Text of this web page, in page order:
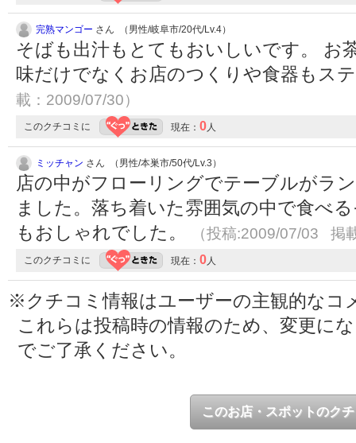
完熟マンゴー さん （男性/岐阜市/20代/Lv.4）
そばも出汁もとてもおいしいです。 お
味だけでなくお店のつくりや食器もス
載：2009/07/30）
このクチコミに 現在： 0人
ミッチャン さん （男性/本巣市/50代/Lv.3）
店の中がフローリングでテーブルがラ
ました。落ち着いた雰囲気の中で食べ
もおしゃれでした。
（投稿:2009/07/03 掲
このクチコミに 現在： 0人
※クチコミ情報はユーザーの主観的なコ
これらは投稿時の情報のため、変更に
でご了承ください。
このお店・スポットのク